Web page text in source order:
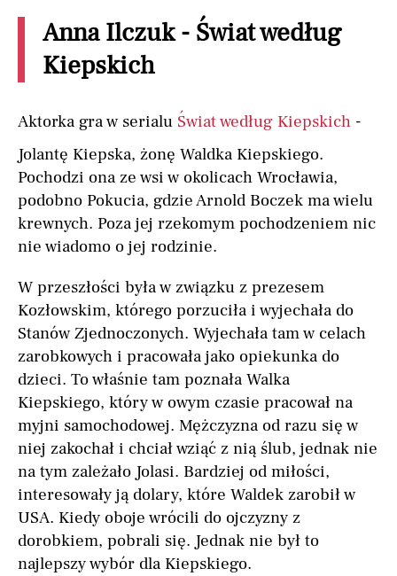
Anna Ilczuk - Świat według
Kiepskich
Aktorka gra w serialu Świat według Kiepskich -
Jolantę Kiepska, żonę Waldka Kiepskiego.
Pochodzi ona ze wsi w okolicach Wrocławia,
podobno Pokucia, gdzie Arnold Boczek ma wielu
krewnych. Poza jej rzekomym pochodzeniem nic
nie wiadomo o jej rodzinie.
W przeszłości była w związku z prezesem
Kozłowskim, którego porzuciła i wyjechała do
Stanów Zjednoczonych. Wyjechała tam w celach
zarobkowych i pracowała jako opiekunka do
dzieci. To właśnie tam poznała Walka
Kiepskiego, który w owym czasie pracował na
myjni samochodowej. Mężczyzna od razu się w
niej zakochał i chciał wziąć z nią ślub, jednak nie
na tym zależało Jolasi. Bardziej od miłości,
interesowały ją dolary, które Waldek zarobił w
USA. Kiedy oboje wrócili do ojczyzny z
dorobkiem, pobrali się. Jednak nie był to
najlepszy wybór dla Kiepskiego.